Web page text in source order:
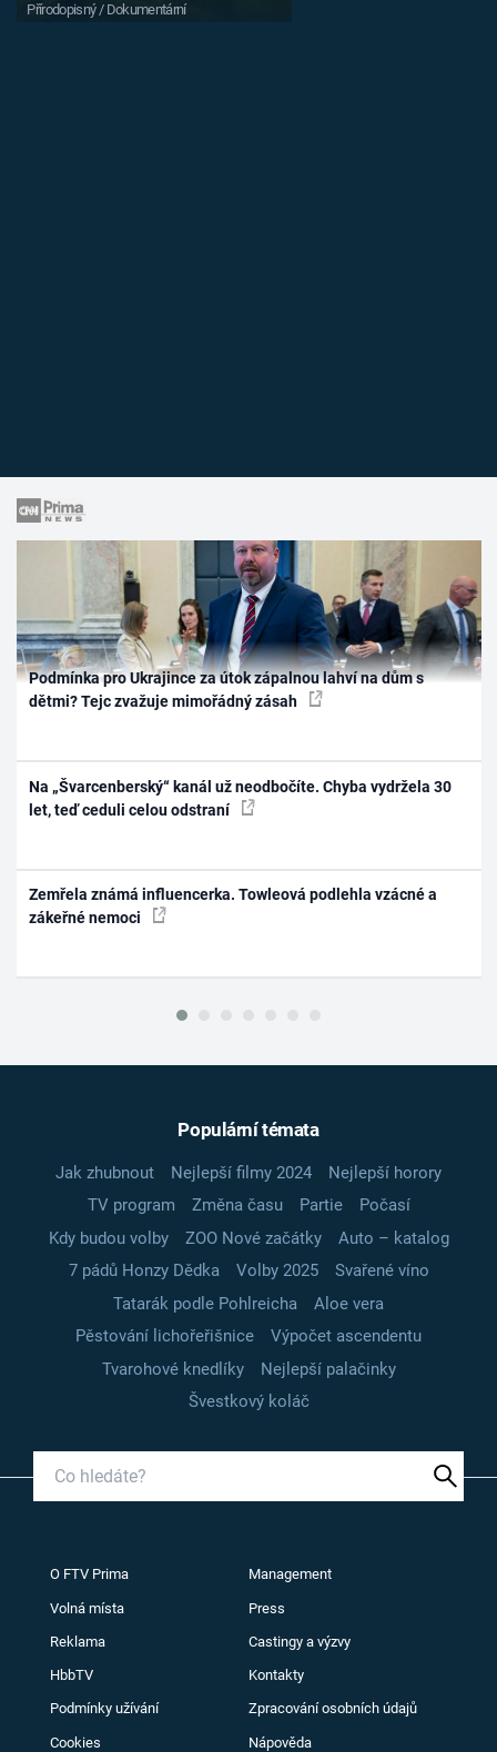
Přírodopisný / Dokumentární
Podmínka pro Ukrajince za útok zápalnou lahví na dům s
dětmi? Tejc zvažuje mimořádný zásah
Na „Švarcenberský“ kanál už neodbočíte. Chyba vydržela 30
let, teď ceduli celou odstraní
Zemřela známá influencerka. Towleová podlehla vzácné a
zákeřné nemoci
Populární témata
Jak zhubnout Nejlepší filmy 2024
Nejlepší horory
TV program
Změna času Partie
Počasí
Kdy budou volby
ZOO Nové začátky
Auto – katalog
7 pádů Honzy Dědka
Volby 2025
Svařené víno
Tatarák podle Pohlreicha
Aloe vera
Pěstování lichořeřišnice
Výpočet ascendentu
Tvarohové knedlíky
Nejlepší palačinky
Švestkový koláč
O FTV Prima Management
Volná místa Press
Reklama Castingy a výzvy
HbbTV Kontakty
Podmínky užívání Zpracování osobních údajů
Cookies Nápověda